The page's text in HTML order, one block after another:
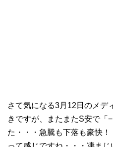
さて気になる3月12日のメデ
きですが、またまたS安で「
た・・・急騰も下落も豪快